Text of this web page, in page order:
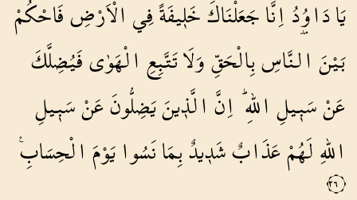
يَادَاوُ۫دُاِنَّاجَعَلْنَاكَخَل۪يفَةًفِيالْاَرْضِفَاحْكُمْ
بَيْنَالنَّاسِبِالْحَقِّوَلَاتَتَّبِعِالْهَوٰىفَيُضِلَّكَ
عَنْسَب۪يلِاللّٰهِۜ اِنَّالَّذ۪ينَيَضِلُّونَعَنْسَب۪يلِ
اللّٰهِلَهُمْعَذَابٌشَد۪يدٌبِمَانَسُوايَوْمَالْحِسَابِ۟
٢٦